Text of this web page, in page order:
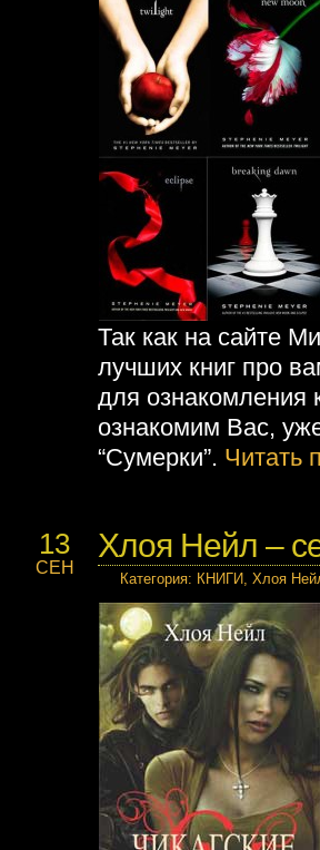
Так как на сайте
лучших книг про
для ознакомления
ознакомим Вас,
“Сумерки”. Читать
13
СЕН
Хлоя Нейл –
Категория: КНИГИ, Хлоя